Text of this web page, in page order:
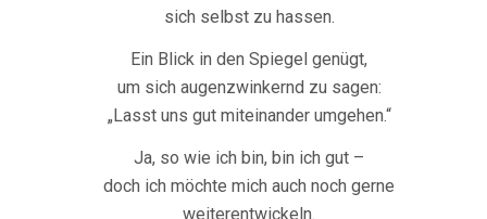
sich selbst zu hassen.
Ein Blick in den Spiegel genügt,
um sich augenzwinkernd zu sagen:
„Lasst uns gut miteinander umgehen.“
Ja, so wie ich bin, bin ich gut –
doch ich möchte mich auch noch gerne
weiterentwickeln.